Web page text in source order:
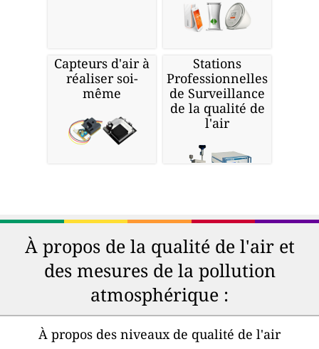
Capteurs d'air à
réaliser soi-
même
Stations
Professionnelles
de Surveillance
de la qualité de
l'air
À propos de la qualité de l'air et
des mesures de la pollution
atmosphérique :
À propos des niveaux de qualité de l'air